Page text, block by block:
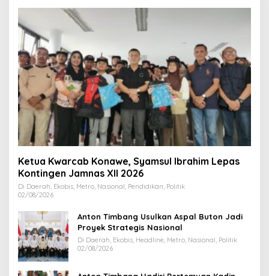
Ketua Kwarcab Konawe, Syamsul Ibrahim Lepas
Kontingen Jamnas XII 2026
Di Daerah, Ekobis, Metro, Nasional, Pendidikan, Politik
02/08/2026
Anton Timbang Usulkan Aspal Buton Jadi
Proyek Strategis Nasional
Di Daerah, Ekobis, Headline, Metro, Nasional, Politik
02/08/2026